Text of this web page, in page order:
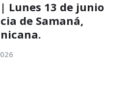
Lunes 13 de junio
de Samaná,